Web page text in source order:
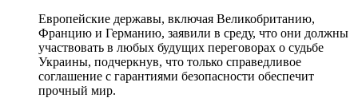
Европейские державы, включая Великобританию,
Францию и Германию, заявили в среду, что они должны
участвовать в любых будущих переговорах о судьбе
Украины, подчеркнув, что только справедливое
соглашение с гарантиями безопасности обеспечит
прочный мир.